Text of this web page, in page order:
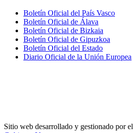
Boletín Oficial del País Vasco
Boletín Oficial de Álava
Boletín Oficial de Bizkaia
Boletín Oficial de Gipuzkoa
Boletín Oficial del Estado
Diario Oficial de la Unión Europea
Sitio web desarrollado y gestionado por el